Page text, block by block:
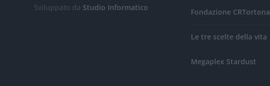
Sviluppato da Studio Informatico
Fondazione CRTortona
Le tre scelte della vita
Megaplex Stardust